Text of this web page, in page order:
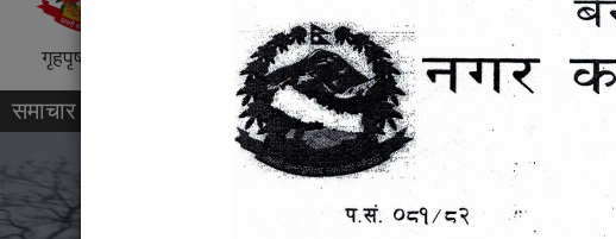
गृहपृष्ठ वडा प्रोफाइल कार्यक्रम तथा परियोजना
समाचार